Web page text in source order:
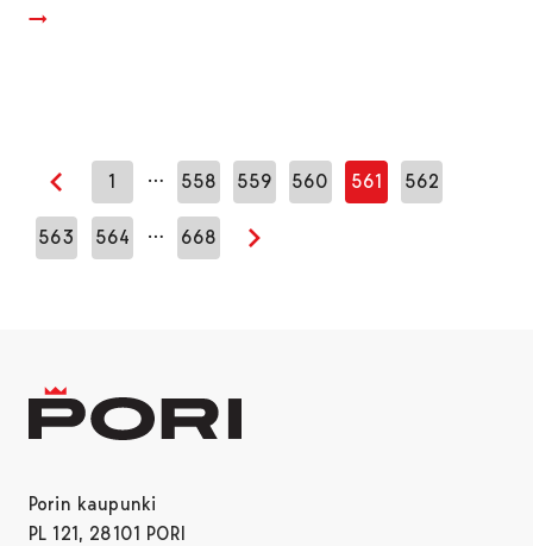
Edellinen sivu
1 … 558 559 560 561 562
563 564 … 668
Seuraava sivu
Porin kaupunki
PL 121, 28101 PORI